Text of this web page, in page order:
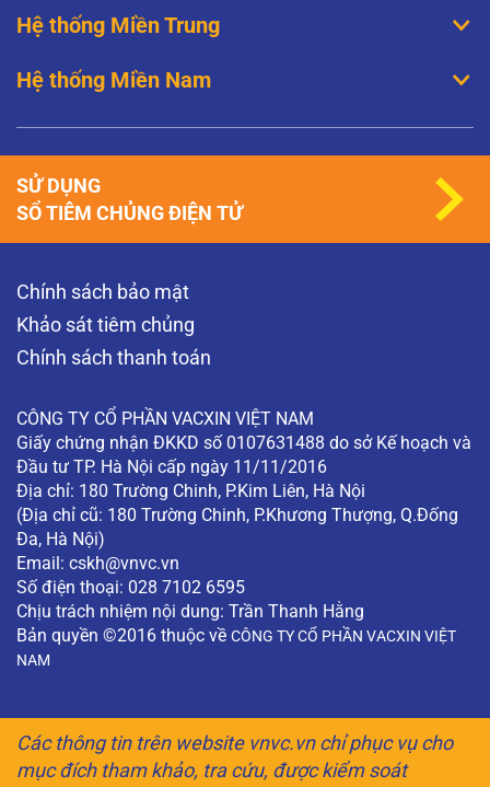
Hệ thống Miền Trung
Hệ thống Miền Nam
Chính sách bảo mật
Khảo sát tiêm chủng
Chính sách thanh toán
CÔNG TY CỔ PHẦN VACXIN VIỆT NAM
Giấy chứng nhận ĐKKD số 0107631488 do sở Kế hoạch và
Đầu tư TP. Hà Nội cấp ngày 11/11/2016
Địa chỉ: 180 Trường Chinh, P.Kim Liên, Hà Nội
(Địa chỉ cũ: 180 Trường Chinh, P.Khương Thượng, Q.Đống
Đa, Hà Nội)
Email: cskh@vnvc.vn
Số điện thoại: 028 7102 6595
Chịu trách nhiệm nội dung: Trần Thanh Hằng
Bản quyền ©2016 thuộc về CÔNG TY CỔ PHẦN VACXIN VIỆT
NAM
SỬ DỤNG
SỔ TIÊM CHỦNG ĐIỆN TỬ
Các thông tin trên website vnvc.vn chỉ phục vụ cho
mục đích tham khảo, tra cứu, được kiểm soát